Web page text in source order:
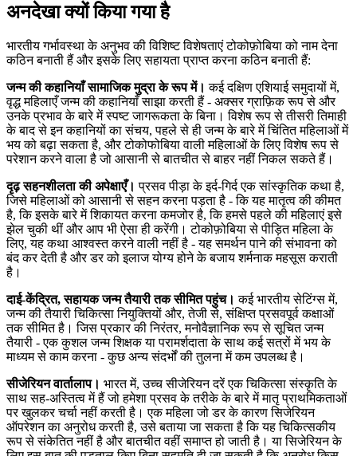
अनदेखा क्यों किया गया है
भारतीय गर्भावस्था के अनुभव की विशिष्ट विशेषताएं टोकोफ़ोबिया को नाम देना
कठिन बनाती हैं और इसके लिए सहायता प्राप्त करना कठिन बनाती हैं:
जन्म की कहानियाँ सामाजिक मुद्रा के रूप में। कई दक्षिण एशियाई समुदायों में,
वृद्ध महिलाएँ जन्म की कहानियाँ साझा करती हैं - अक्सर ग्राफ़िक रूप से और
उनके प्रभाव के बारे में स्पष्ट जागरूकता के बिना। विशेष रूप से तीसरी तिमाही
के बाद से इन कहानियों का संचय, पहले से ही जन्म के बारे में चिंतित महिलाओं में
भय को बढ़ा सकता है, और टोकोफोबिया वाली महिलाओं के लिए विशेष रूप से
परेशान करने वाला है जो आसानी से बातचीत से बाहर नहीं निकल सकते हैं।
दृढ़ सहनशीलता की अपेक्षाएँ। प्रसव पीड़ा के इर्द-गिर्द एक सांस्कृतिक कथा है,
जिसे महिलाओं को आसानी से सहन करना पड़ता है - कि यह मातृत्व की कीमत
है, कि इसके बारे में शिकायत करना कमजोर है, कि हमसे पहले की महिलाएं इसे
झेल चुकी थीं और आप भी ऐसा ही करेंगी। टोकोफ़ोबिया से पीड़ित महिला के
लिए, यह कथा आश्वस्त करने वाली नहीं है - यह समर्थन पाने की संभावना को
बंद कर देती है और डर को इलाज योग्य होने के बजाय शर्मनाक महसूस कराती
है।
दाई-केंद्रित, सहायक जन्म तैयारी तक सीमित पहुंच। कई भारतीय सेटिंग्स में,
जन्म की तैयारी चिकित्सा नियुक्तियों और, तेजी से, संक्षिप्त प्रसवपूर्व कक्षाओं
तक सीमित है। जिस प्रकार की निरंतर, मनोवैज्ञानिक रूप से सूचित जन्म
तैयारी - एक कुशल जन्म शिक्षक या परामर्शदाता के साथ कई सत्रों में भय के
माध्यम से काम करना - कुछ अन्य संदर्भों की तुलना में कम उपलब्ध है।
सीजेरियन वार्तालाप। भारत में, उच्च सीजेरियन दरें एक चिकित्सा संस्कृति के
साथ सह-अस्तित्व में हैं जो हमेशा प्रसव के तरीके के बारे में मातृ प्राथमिकताओं
पर खुलकर चर्चा नहीं करती है। एक महिला जो डर के कारण सिजेरियन
ऑपरेशन का अनुरोध करती है, उसे बताया जा सकता है कि यह चिकित्सकीय
रूप से संकेतित नहीं है और बातचीत वहीं समाप्त हो जाती है। या सिजेरियन के